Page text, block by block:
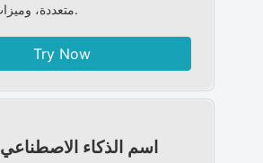
متعددة، وميزات دردشة مرنة.
Try Now
اسم الذكاء الاصطناعي